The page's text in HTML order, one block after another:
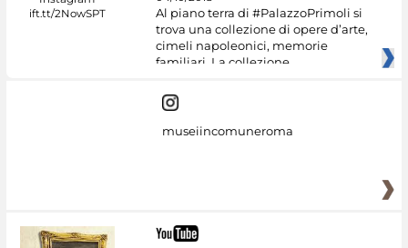
Al piano terra di #PalazzoPrimoli si
trova una collezione di opere d’arte,
cimeli napoleonici, memorie
familiari. La collezione
museiincomuneroma